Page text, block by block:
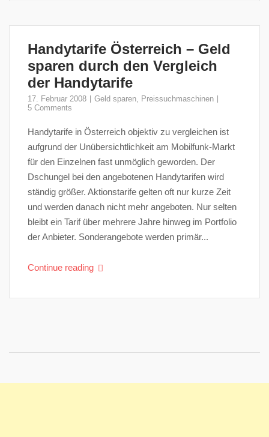
Handytarife Österreich – Geld
sparen durch den Vergleich
der Handytarife
17. Februar 2008 Geld sparen, Preissuchmaschinen
5 Comments
Handytarife in Österreich objektiv zu vergleichen ist
aufgrund der Unübersichtlichkeit am Mobilfunk-Markt
für den Einzelnen fast unmöglich geworden. Der
Dschungel bei den angebotenen Handytarifen wird
ständig größer. Aktionstarife gelten oft nur kurze Zeit
und werden danach nicht mehr angeboten. Nur selten
bleibt ein Tarif über mehrere Jahre hinweg im Portfolio
der Anbieter. Sonderangebote werden primär...
Continue reading